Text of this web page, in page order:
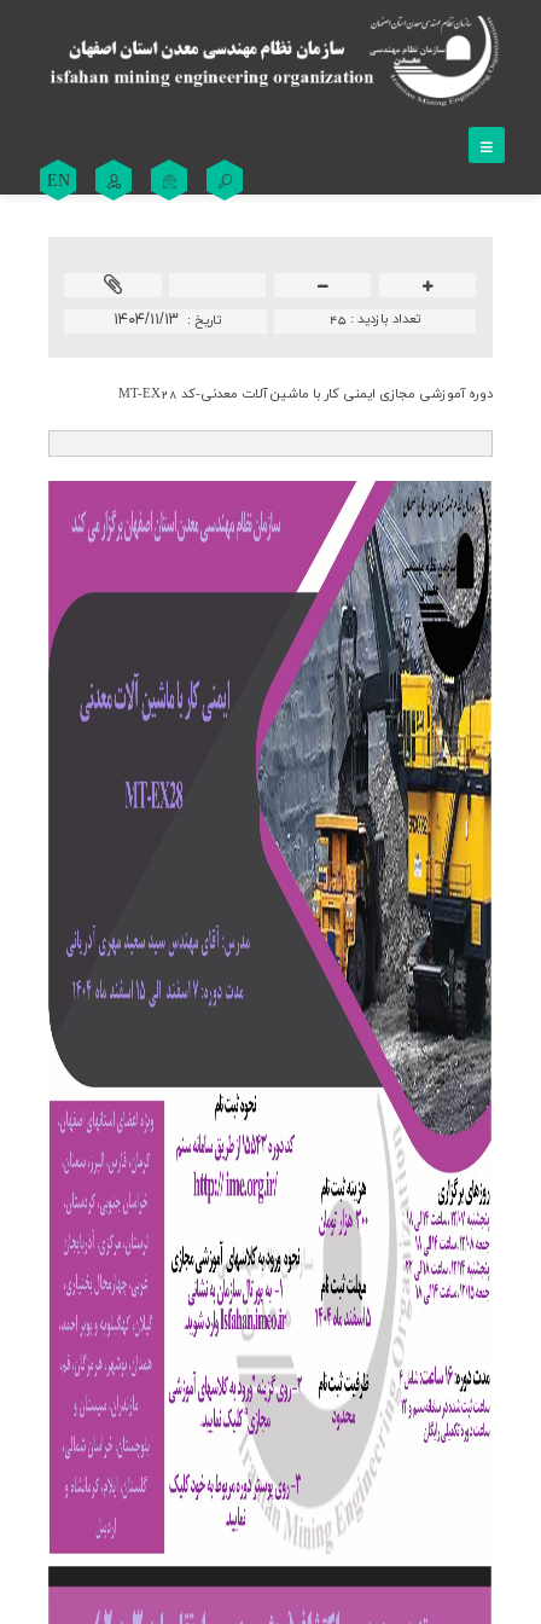
EN
تاريخ : ۱۴۰۴/۱۱/۱۳ تعداد بازدید :45
دوره آموزشی مجازی ایمنی كار با ماشین آلات معدنی-كد MT-EX28